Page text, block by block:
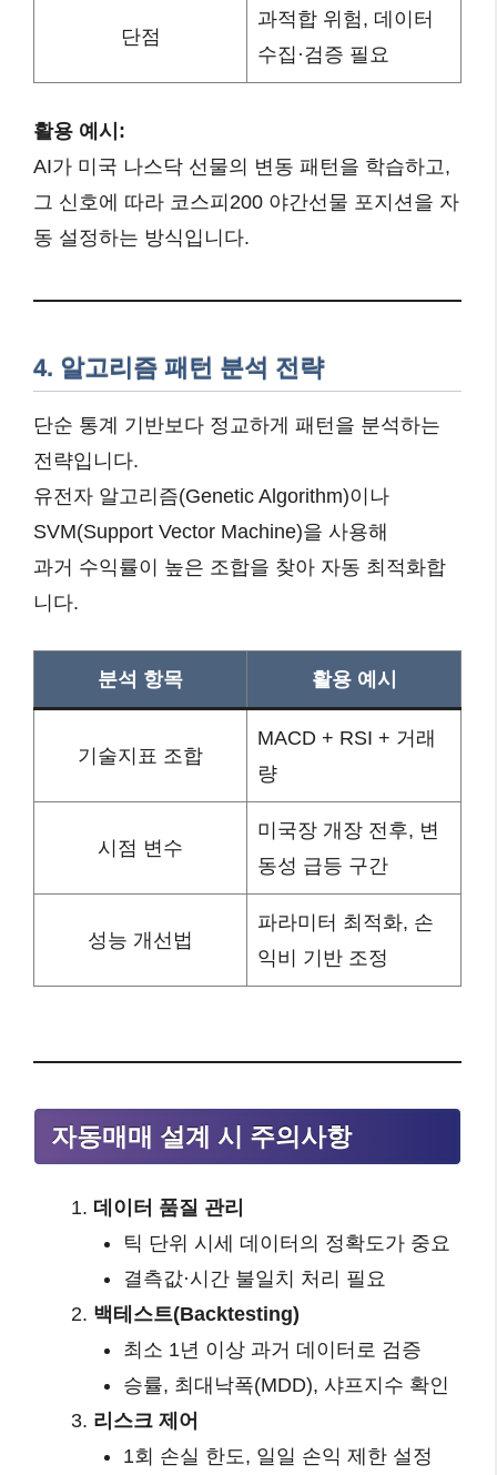
단점
과적합 위험, 데이터
수집·검증 필요
활용 예시:
AI가 미국 나스닥 선물의 변동 패턴을 학습하고,
그 신호에 따라 코스피200 야간선물 포지션을 자
동 설정하는 방식입니다.
4. 알고리즘 패턴 분석 전략
단순 통계 기반보다 정교하게 패턴을 분석하는
전략입니다.
유전자 알고리즘(Genetic Algorithm)이나
SVM(Support Vector Machine)을 사용해
과거 수익률이 높은 조합을 찾아 자동 최적화합
니다.
분석 항목 활용 예시
기술지표 조합
MACD + RSI + 거래
량
시점 변수
미국장 개장 전후, 변
동성 급등 구간
성능 개선법
파라미터 최적화, 손
익비 기반 조정
자동매매 설계 시 주의사항
데이터 품질 관리
틱 단위 시세 데이터의 정확도가 중요
결측값·시간 불일치 처리 필요
백테스트(Backtesting)
최소 1년 이상 과거 데이터로 검증
승률, 최대낙폭(MDD), 샤프지수 확인
리스크 제어
1회 손실 한도, 일일 손익 제한 설정